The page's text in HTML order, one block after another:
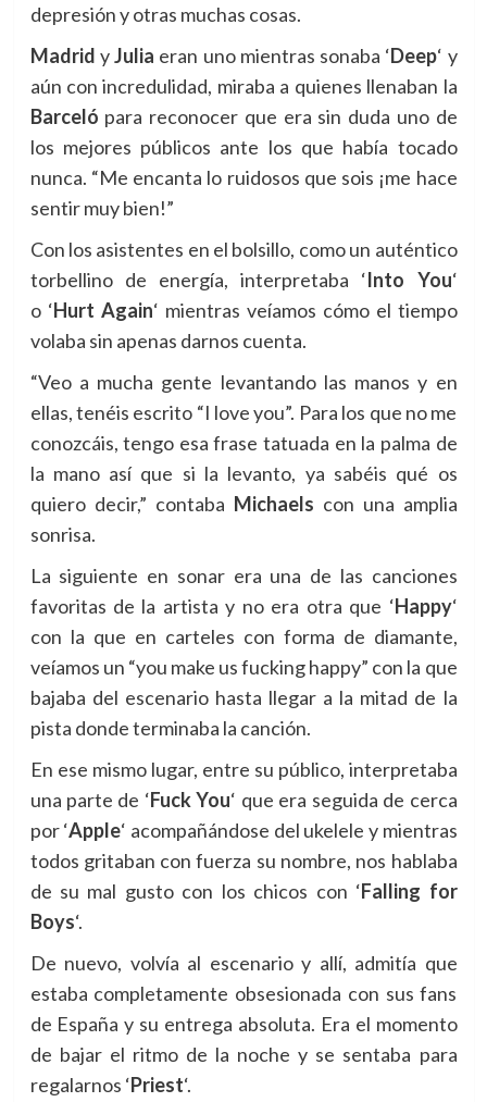
depresión y otras muchas cosas.
Madrid yJulia eran uno mientras sonaba ‘Deep‘ y
aún con incredulidad, miraba a quienes llenaban la
Barceló para reconocer que era sin duda uno de
los mejores públicos ante los que había tocado
nunca. “Me encanta lo ruidosos que sois ¡me hace
sentir muy bien!”
Con los asistentes en el bolsillo, como un auténtico
torbellino de energía, interpretaba ‘Into You‘
o ‘Hurt Again‘ mientras veíamos cómo el tiempo
volaba sin apenas darnos cuenta.
“Veo a mucha gente levantando las manos y en
ellas, tenéis escrito “I love you”. Para los que no me
conozcáis, tengo esa frase tatuada en la palma de
la mano así que si la levanto, ya sabéis qué os
quiero decir,” contaba Michaels con una amplia
sonrisa.
La siguiente en sonar era una de las canciones
favoritas de la artista y no era otra que ‘Happy‘
con la que en carteles con forma de diamante,
veíamos un “you make us fucking happy” con la que
bajaba del escenario hasta llegar a la mitad de la
pista donde terminaba la canción.
En ese mismo lugar, entre su público, interpretaba
una parte de ‘Fuck You‘ que era seguida de cerca
por‘Apple‘ acompañándose del ukelele y mientras
todos gritaban con fuerza su nombre, nos hablaba
de su mal gusto con los chicos con ‘Falling for
Boys‘.
De nuevo, volvía al escenario y allí, admitía que
estaba completamente obsesionada con sus fans
de España y su entrega absoluta. Era el momento
de bajar el ritmo de la noche y se sentaba para
regalarnos ‘Priest‘.